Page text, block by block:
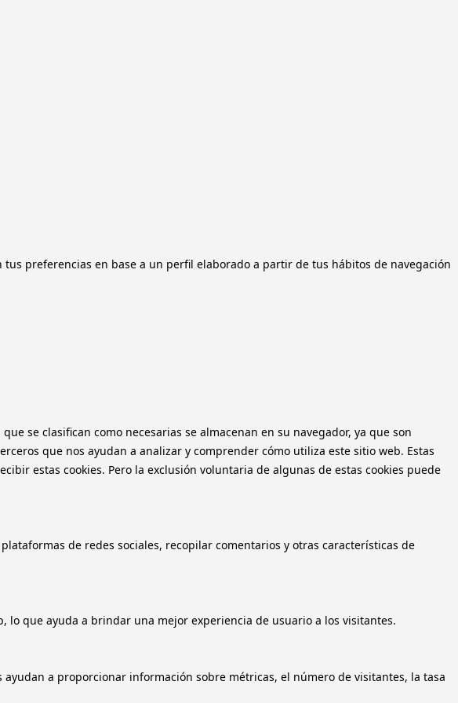
preferencias en base a un perfil elaborado a partir de tus hábitos de navegación
se clasifican como necesarias se almacenan en su navegador, ya que son
que nos ayudan a analizar y comprender cómo utiliza este sitio web. Estas
estas cookies. Pero la exclusión voluntaria de algunas de estas cookies puede
de redes sociales, recopilar comentarios y otras características de
que ayuda a brindar una mejor experiencia de usuario a los visitantes.
a proporcionar información sobre métricas, el número de visitantes, la tasa